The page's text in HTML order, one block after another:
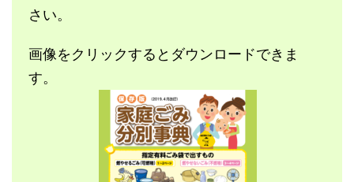
さい。
画像をクリックするとダウンロードできま
す。